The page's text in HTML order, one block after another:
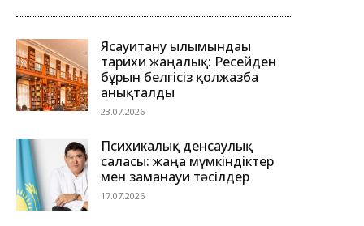
Ясауитану ғылымындағы
тарихи жаңалық: Ресейден
бұрын белгісіз қолжазба
анықталды
23.07.2026
Психикалық денсаулық
саласы: жаңа мүмкіндіктер
мен заманауи тәсілдер
17.07.2026